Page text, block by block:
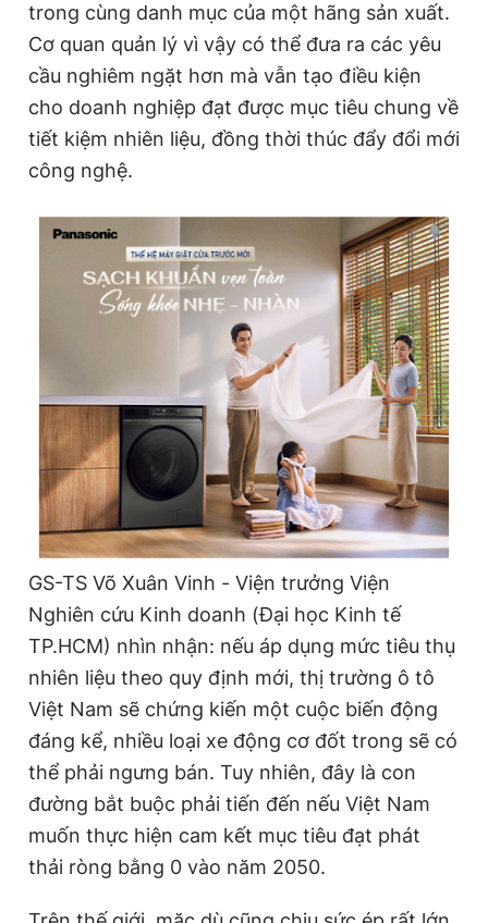
trong cùng danh mục của một hãng sản xuất.
Cơ quan quản lý vì vậy có thể đưa ra các yêu
cầu nghiêm ngặt hơn mà vẫn tạo điều kiện
cho doanh nghiệp đạt được mục tiêu chung về
tiết kiệm nhiên liệu, đồng thời thúc đẩy đổi mới
công nghệ.
GS-TS Võ Xuân Vinh - Viện trưởng Viện
Nghiên cứu Kinh doanh (Đại học Kinh tế
TP.HCM) nhìn nhận: nếu áp dụng mức tiêu thụ
nhiên liệu theo quy định mới, thị trường ô tô
Việt Nam sẽ chứng kiến một cuộc biến động
đáng kể, nhiều loại xe động cơ đốt trong sẽ có
thể phải ngưng bán. Tuy nhiên, đây là con
đường bắt buộc phải tiến đến nếu Việt Nam
muốn thực hiện cam kết mục tiêu đạt phát
thải ròng bằng 0 vào năm 2050.